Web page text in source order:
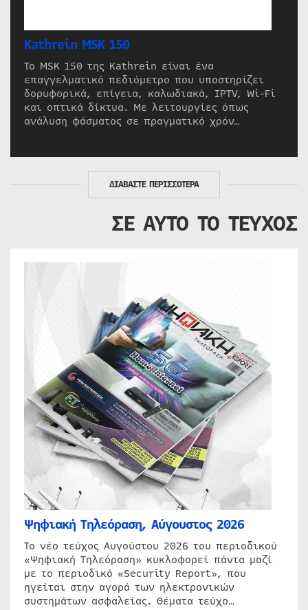
Kathrein MSK 150
Το MSK 150 της Kathrein είναι ένα
επαγγελματικό πεδιόμετρο που υποστηρίζει
δορυφορικά, επίγεια, καλωδιακά, IPTV, Wi-Fi
και οπτικά δίκτυα. Με λειτουργίες όπως
ανάλυση φάσματος σε πραγματικό χρόν…
ΔΙΑΒΑΣΤΕ ΠΕΡΙΣΣΟΤΕΡΑ
ΣΕ ΑΥΤΟ ΤΟ ΤΕΥΧΟΣ
Ψηφιακή Τηλεόραση, Αύγουστος 2026
Το νέο τεύχος Αυγούστου 2026 του περιοδικού
«Ψηφιακή Τηλεόραση» κυκλοφορεί πάντα μαζί
με το περιοδικό «Security Report», που
ηγείται στην αγορά των ηλεκτρονικών
συστημάτων ασφαλείας. Θέματα τεύχο…